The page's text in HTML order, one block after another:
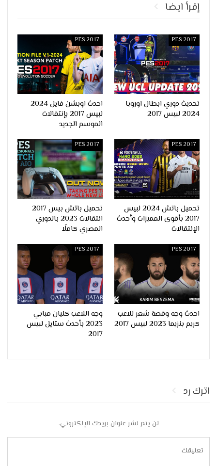
إقرأ ايضا
PES 2017
تحديث دوري ابطال اوروبا
2024 لبيس 2017
PES 2017
احدث اوبشن فايل 2024
لبيس 2017 بإنتقالات
الموسم الجديد
PES 2017
تحميل باتش 2024 لبيس
2017 بأقوى المميزات وأحدث
الإنتقالات
PES 2017
تحميل باتش بيس 2017
انتقالات 2023 بالدوري
المصري كاملًا
PES 2017
احدث وجه وقصة شعر للاعب
كريم بنزيما 2023 لبيس 2017
PES 2017
وجه اللاعب كليان مبابي
2023 بأحدث ستايل لبيس
2017
اترك رد
لن يتم نشر عنوان بريدك الإلكتروني.